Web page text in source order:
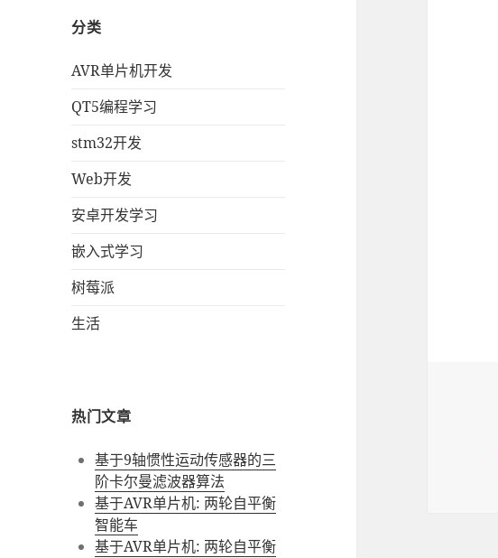
分类
AVR单片机开发
QT5编程学习
stm32开发
Web开发
安卓开发学习
嵌入式学习
树莓派
生活
热门文章
基于9轴惯性运动传感器的三
阶卡尔曼滤波器算法
基于AVR单片机: 两轮自平衡
智能车
基于AVR单片机: 两轮自平衡